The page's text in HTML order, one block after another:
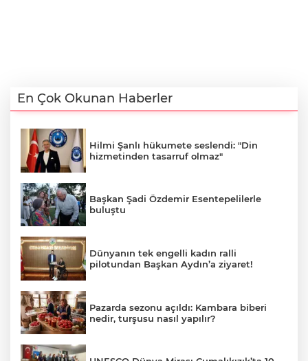
En Çok Okunan Haberler
Hilmi Şanlı hükumete seslendi: "Din
hizmetinden tasarruf olmaz"
Başkan Şadi Özdemir Esentepelilerle
buluştu
Dünyanın tek engelli kadın ralli
pilotundan Başkan Aydın’a ziyaret!
Pazarda sezonu açıldı: Kambara biberi
nedir, turşusu nasıl yapılır?